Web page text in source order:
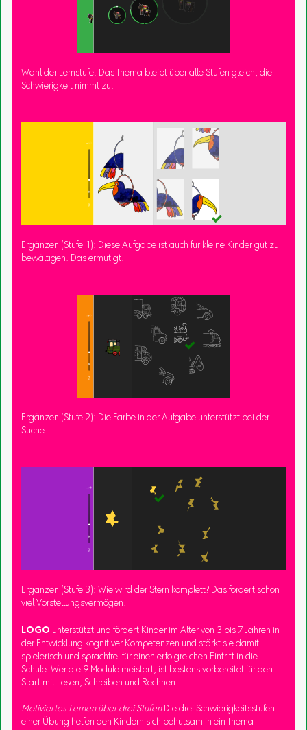
Wahl der Lernstufe: Das Thema bleibt über alle Stufen gleich, die
Schwierigkeit nimmt zu.
Ergänzen (Stufe 1): Diese Aufgabe ist auch für kleine Kinder gut zu
bewältigen. Das ermutigt!
Ergänzen (Stufe 2): Die Farbe in der Aufgabe unterstützt bei der
Suche.
Ergänzen (Stufe 3): Wie wird der Stern komplett? Das fordert schon
viel Vorstellungsvermögen.
LOGO unterstützt und fördert Kinder im Alter von 3 bis 7 Jahren in
der Entwicklung kognitiver Kompetenzen und stärkt sie damit
spielerisch und sprachfrei für einen erfolgreichen Eintritt in die
Schule. Wer die 9 Module meistert, ist bestens vorbereitet für den
Start mit Lesen, Schreiben und Rechnen.
Motiviertes Lernen über drei StufenDie drei Schwierigkeitsstufen
einer Übung helfen den Kindern sich behutsam in ein Thema